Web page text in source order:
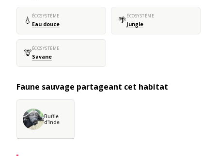
💧 ÉCOSYSTÈME
Eau douce 🌴ÉCOSYSTÈME
Jungle
🦒ÉCOSYSTÈME
Savane
Faune sauvage partageant cet habitat
Buffle
d'Inde